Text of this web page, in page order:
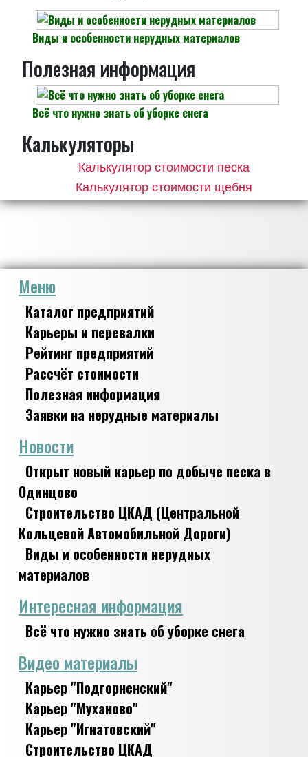
Виды и особенности нерудных материалов
Полезная информация
Всё что нужно знать об уборке снега
Калькуляторы
Калькулятор стоимости песка
Калькулятор стоимости щебня
Меню
Каталог предприятий
Карьеры и перевалки
Рейтинг предприятий
Рассчёт стоимости
Полезная информация
Заявки на нерудные материалы
Новости
Открыт новый карьер по добыче песка в
Одинцово
Строительство ЦКАД (Центральной
Кольцевой Автомобильной Дороги)
Виды и особенности нерудных
материалов
Интересная информация
Всё что нужно знать об уборке снега
Видео материалы
Карьер "Подгорненский"
Карьер "Муханово"
Карьер "Игнатовский"
Строительство ЦКАД